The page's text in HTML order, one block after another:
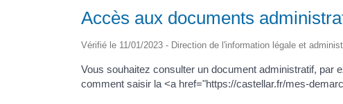
Accès aux documents
Vérifié le 11/01/2023 - Direction de l'information légale et
Vous souhaitez consulter un document administratif, par
comment saisir la <a href="https://castellar.fr/mes-